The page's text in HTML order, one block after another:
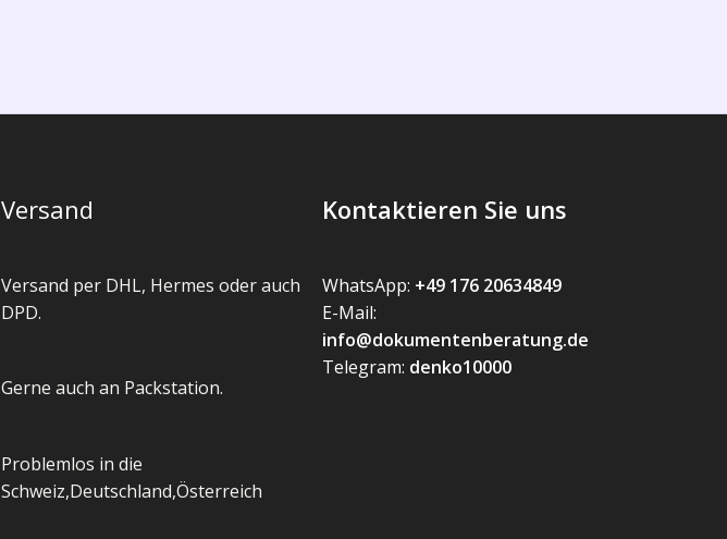
Versand
Versand per DHL, Hermes oder auch
DPD.
Gerne auch an Packstation.
Problemlos in die
Schweiz,Deutschland,Österreich
Kontaktieren Sie uns
WhatsApp: +49 176 20634849
E-Mail:
info@dokumentenberatung.de
Telegram: denko10000